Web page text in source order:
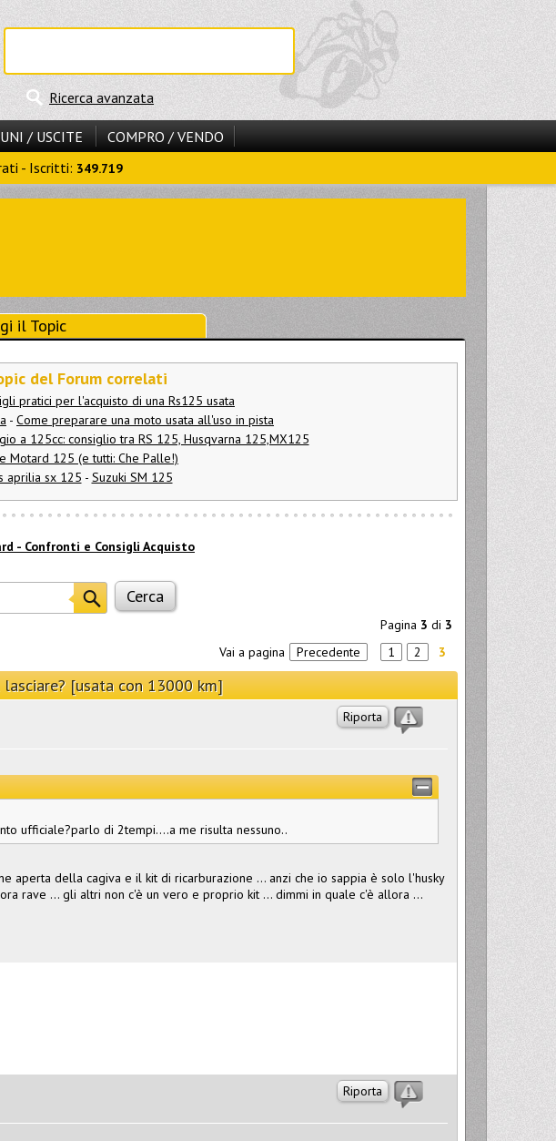
Ricerca avanzata
/ USCITE
COMPRO / VENDO
- Iscritti: 349.719
il Topic
del Forum correlati
pratici per l'acquisto di una Rs125 usata
- Come preparare una moto usata all'uso in pista
a 125cc: consiglio tra RS 125, Husqvarna 125,MX125
Motard 125 (e tutti: Che Palle!)
aprilia sx 125 - Suzuki SM 125
- Confronti e Consigli Acquisto
Pagina 3 di 3
Vai a pagina
Precedente 1 2 3
[usata con 13000 km]
Riporta
ufficiale?parlo di 2tempi....a me risulta nessuno..
aperta della cagiva e il kit di ricarburazione ... anzi che io sappia è solo l'husky
rave ... gli altri non c'è un vero e proprio kit ... dimmi in quale c'è allora ...
Riporta